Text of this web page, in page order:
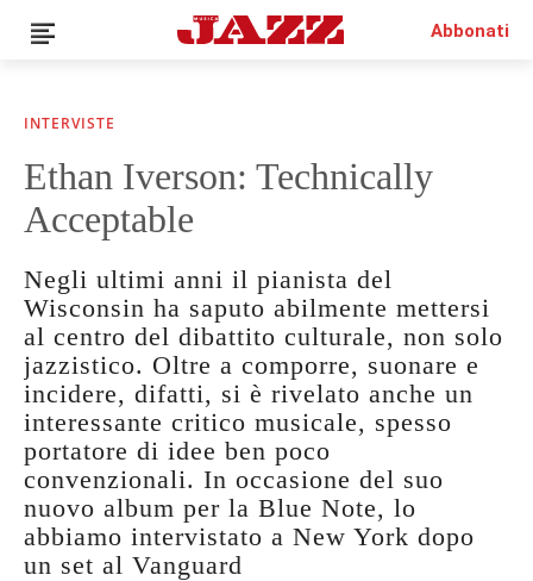
News
Interviste
Recensioni
Rubriche
Top Jazz
Radio
Negozio
Area riservata
Italiano
Abbonati
INTERVISTE
Ethan Iverson: Technically
Acceptable
Negli ultimi anni il pianista del
Wisconsin ha saputo abilmente mettersi
al centro del dibattito culturale, non solo
jazzistico. Oltre a comporre, suonare e
incidere, difatti, si è rivelato anche un
interessante critico musicale, spesso
portatore di idee ben poco
convenzionali. In occasione del suo
nuovo album per la Blue Note, lo
abbiamo intervistato a New York dopo
un set al Vanguard